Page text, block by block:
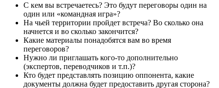
С кем вы встречаетесь? Это будут переговоры один на
один или «командная игра»?
На чьей территории пройдет встреча? Во сколько она
начнется и во сколько закончится?
Какие материалы понадобятся вам во время
переговоров?
Нужно ли приглашать кого-то дополнительно
(экспертов, переводчиков и т.п.)?
Кто будет представлять позицию оппонента, какие
документы должна будет предоставить другая сторона?